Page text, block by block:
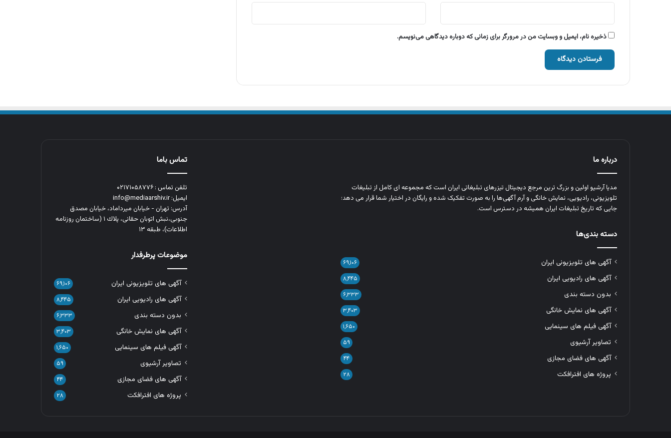
ذخیره نام، ایمیل و وبسایت من در مرورگر برای زمانی که دوباره دیدگاهی می‌نویسم.
درباره ما
مدیا آرشیو اولین و بزرگ‌ ترین مرجع دیجیتال تیزرهای تبلیغاتی ایران است که مجموعه‌ ای کامل از تبلیغات
تلویزیونی، رادیویی، نمایش خانگی و آرم‌ آگهی‌ها را به‌ صورت تفکیک‌ شده و رایگان در اختیار شما قرار می‌ دهد؛
جایی که تاریخ تبلیغات ایران همیشه در دسترس است.
دسته بندی‌ها
آگهی های تلویزیونی ایران ۶۹,۱۰۶
آگهی های رادیویی ایران ۸,۴۴۵
بدون دسته بندی ۶,۳۳۳
آگهی های نمایش خانگی ۳,۴۰۳
آگهی فیلم های سینمایی ۱,۶۵۰
تصاویر آرشیوی ۵۹
آگهی های فضای مجازی ۴۴
پروژه های افترافکت ۲۸
تماس باما
تلفن تماس : ۰۲۱۷۱۰۵۸۷۷۶
ایمیل: info@mediaarshiv.ir
آدرس: تهران - خیابان میرداماد، خیابان مصدق
جنوبی،نبش اتوبان حقانی، پلاك ١ (ساختمان روزنامه
اطلاعات)، طبقه ۱۳
موضوعات پرطرفدار
آگهی های تلویزیونی ایران ۶۹,۱۰۶
آگهی های رادیویی ایران ۸,۴۴۵
بدون دسته بندی ۶,۳۳۳
آگهی های نمایش خانگی ۳,۴۰۳
آگهی فیلم های سینمایی ۱,۶۵۰
تصاویر آرشیوی ۵۹
آگهی های فضای مجازی ۴۴
پروژه های افترافکت ۲۸